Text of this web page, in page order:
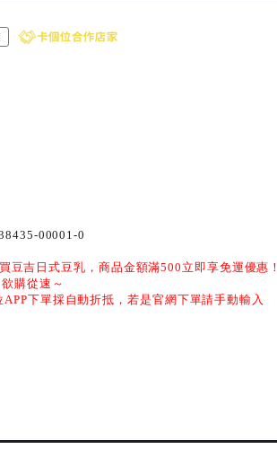
00001-0
豆吉日式豆乳，商品金額滿500立即享免運優惠！
購從速～
下單採自動折抵，若是官網下單請手動輸入